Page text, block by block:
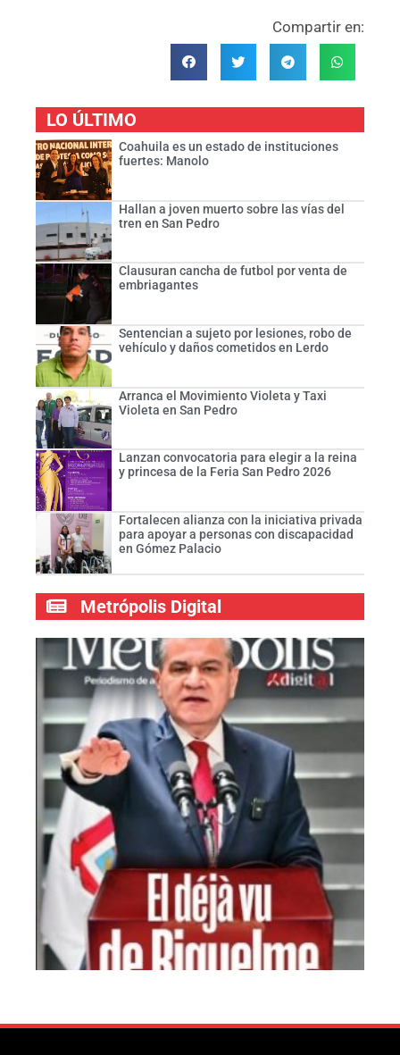
Compartir en:
LO ÚLTIMO
Coahuila es un estado de instituciones
fuertes: Manolo
Hallan a joven muerto sobre las vías del
tren en San Pedro
Clausuran cancha de futbol por venta de
embriagantes
Sentencian a sujeto por lesiones, robo de
vehículo y daños cometidos en Lerdo
Arranca el Movimiento Violeta y Taxi
Violeta en San Pedro
Lanzan convocatoria para elegir a la reina
y princesa de la Feria San Pedro 2026
Fortalecen alianza con la iniciativa privada
para apoyar a personas con discapacidad
en Gómez Palacio
Metrópolis Digital